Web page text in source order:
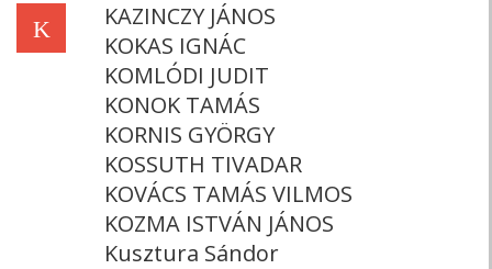
K
KAZINCZY JÁNOS
KOKAS IGNÁC
KOMLÓDI JUDIT
KONOK TAMÁS
KORNIS GYÖRGY
KOSSUTH TIVADAR
KOVÁCS TAMÁS VILMOS
KOZMA ISTVÁN JÁNOS
Kusztura Sándor